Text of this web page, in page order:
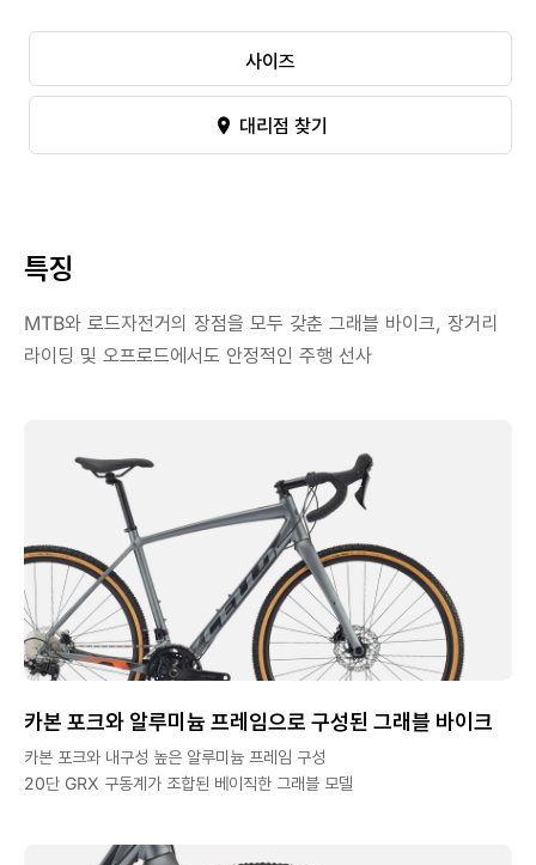
사이즈
대리점 찾기
특징
MTB와 로드자전거의 장점을 모두 갖춘 그래블 바이크, 장거리
라이딩 및 오프로드에서도 안정적인 주행 선사
카본 포크와 알루미늄 프레임으로 구성된 그래블 바이크
카본 포크와 내구성 높은 알루미늄 프레임 구성
20단 GRX 구동계가 조합된 베이직한 그래블 모델